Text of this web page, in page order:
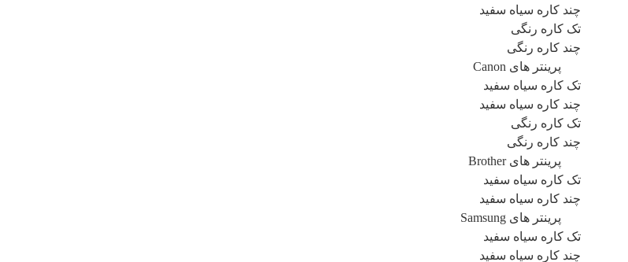
چند کاره سیاه سفید
تک کاره رنگی
چند کاره رنگی
پرینتر های Canon
تک کاره سیاه سفید
چند کاره سیاه سفید
تک کاره رنگی
چند کاره رنگی
پرینتر های Brother
تک کاره سیاه سفید
چند کاره سیاه سفید
پرینتر های Samsung
تک کاره سیاه سفید
چند کاره سیاه سفید